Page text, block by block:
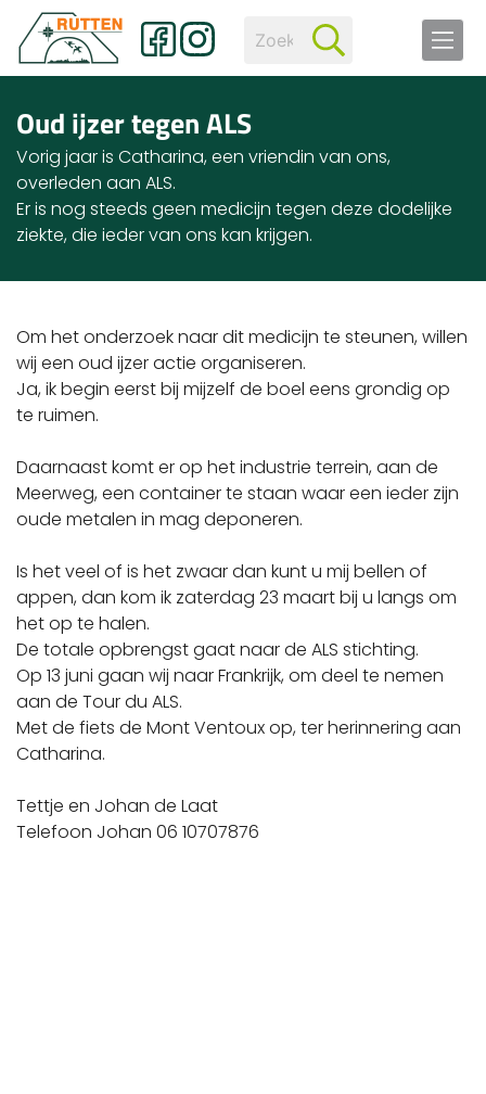
Oud ijzer tegen ALS
Vorig jaar is Catharina, een vriendin van ons,
overleden aan ALS.
Er is nog steeds geen medicijn tegen deze dodelijke
ziekte, die ieder van ons kan krijgen.
Om het onderzoek naar dit medicijn te steunen, willen
wij een oud ijzer actie organiseren.
Ja, ik begin eerst bij mijzelf de boel eens grondig op
te ruimen.
Daarnaast komt er op het industrie terrein, aan de
Meerweg, een container te staan waar een ieder zijn
oude metalen in mag deponeren.
Is het veel of is het zwaar dan kunt u mij bellen of
appen, dan kom ik zaterdag 23 maart bij u langs om
het op te halen.
De totale opbrengst gaat naar de ALS stichting.
Op 13 juni gaan wij naar Frankrijk, om deel te nemen
aan de Tour du ALS.
Met de fiets de Mont Ventoux op, ter herinnering aan
Catharina.
Tettje en Johan de Laat
Telefoon Johan 06 10707876